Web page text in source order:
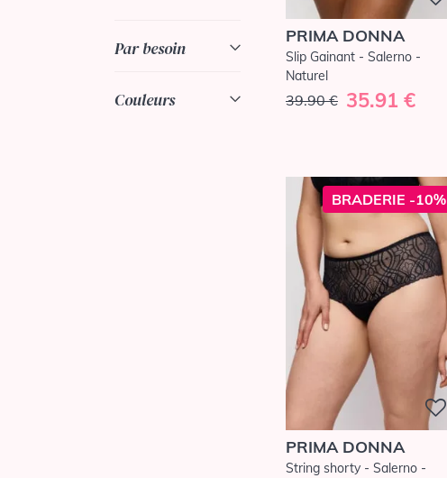
Par besoin
Couleurs
PRIMA DONNA
Slip Gainant - Salerno -
Naturel
39.90 € 35.91 €
BRADERIE -10%
PRIMA DONNA
String shorty - Salerno -